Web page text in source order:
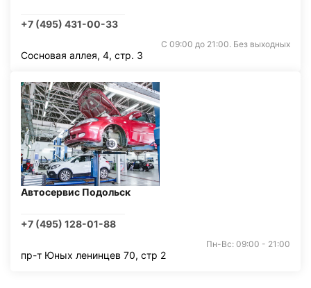
+7 (495) 431-00-33
С 09:00 до 21:00. Без выходных
Сосновая аллея, 4, стр. 3
Автосервис Подольск
+7 (495) 128-01-88
Пн-Вс: 09:00 - 21:00
пр-т Юных ленинцев 70, стр 2